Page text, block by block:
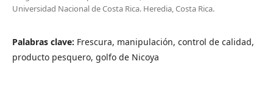
Universidad Nacional de Costa Rica. Heredia, Costa Rica.
Palabras clave: Frescura, manipulación, control de calidad,
producto pesquero, golfo de Nicoya